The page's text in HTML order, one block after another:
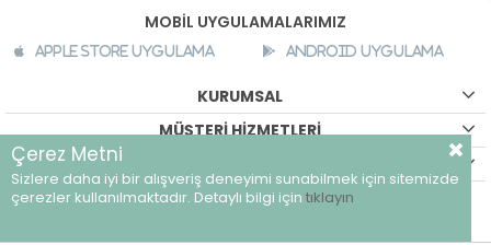
MOBİL UYGULAMALARIMIZ
Apple Store Uygulama Android Uygulama
KURUMSAL
MÜŞTERİ HİZMETLERİ
©breeze.com.tr - Tüm hakları saklıdır.
Çerez Metni
Sizlere daha iyi bir alışveriş deneyimi sunabilmek için sitemizde
çerezler kullanılmaktadır. Detaylı bilgi için tıklayın